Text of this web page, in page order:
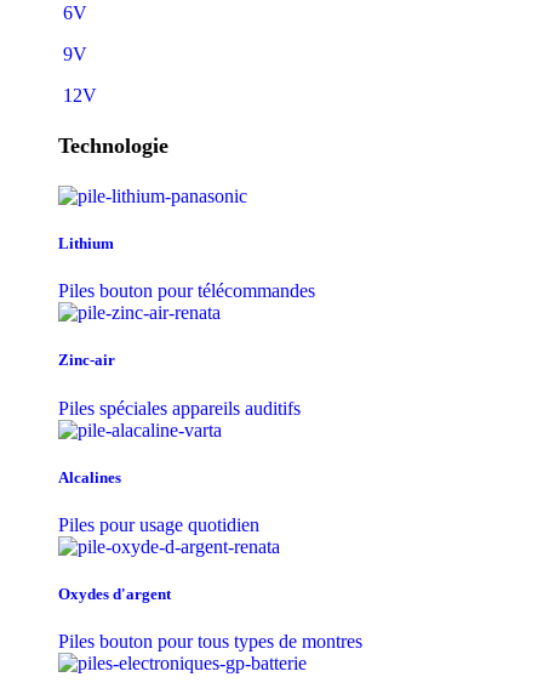
6V
9V
12V
Technologie
Lithium
Piles bouton pour télécommandes
Zinc-air
Piles spéciales appareils auditifs
Alcalines
Piles pour usage quotidien
Oxydes d'argent
Piles bouton pour tous types de montres